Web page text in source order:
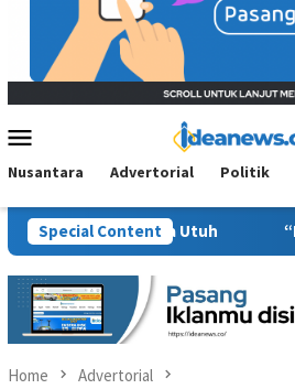
Menu
Nusantara Advertorial Politik
Special Content
Secara Utuh “Bacot Nih
Home Advertorial